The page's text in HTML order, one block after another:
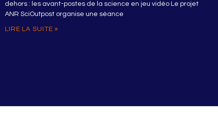
dehors : les avant-postes de la science en jeu vidéo Le projet
ANR SciOutpost organise une séance
LIRE LA SUITE »